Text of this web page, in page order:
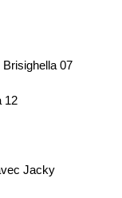
Brisighella 07
12
Jacky